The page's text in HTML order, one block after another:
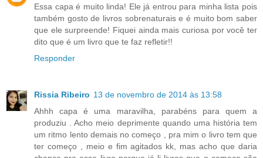
Essa capa é muito linda! Ele já entrou para minha lista pois
também gosto de livros sobrenaturais e é muito bom saber
que ele surpreende! Fiquei ainda mais curiosa por você ter
dito que é um livro que te faz refletir!!
Responder
Rissia Ribeiro 13 de novembro de 2014 às 13:58
Ahhh capa é uma maravilha, parabéns para quem a
produziu . Acho meio deprimente quando uma história tem
um ritmo lento demais no começo , pra mim o livro tem que
ter começo , meio e fim agitados kk, mas acho que daria